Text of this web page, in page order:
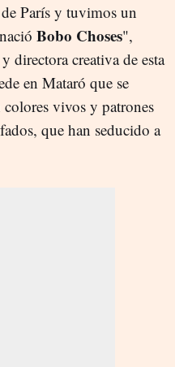
París y tuvimos un
Bobo Choses",
directora creativa de esta
en Mataró que se
colores vivos y patrones
que han seducido a